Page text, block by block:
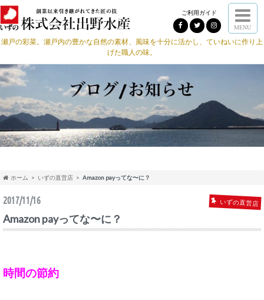
ご利用ガイド
MENU
瀬戸の彩菜。瀬戸内の豊かな自然の素材、風味を十分に活かし、ていねいに作り上
げた職人の味。
ホーム いずの直営店 Amazon payってな〜に？
2017/11/16 いずの直営店
Amazon payってな〜に？
時間の節約